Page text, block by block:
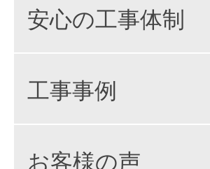
安心の工事体制
工事事例
お客様の声